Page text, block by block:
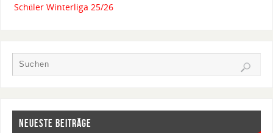
Schüler Winterliga 25/26
NEUESTE BEITRÄGE